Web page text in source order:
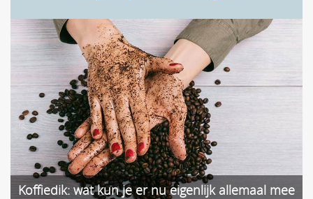
Koffiedik: wat kun je er nu eigenlijk allemaal mee